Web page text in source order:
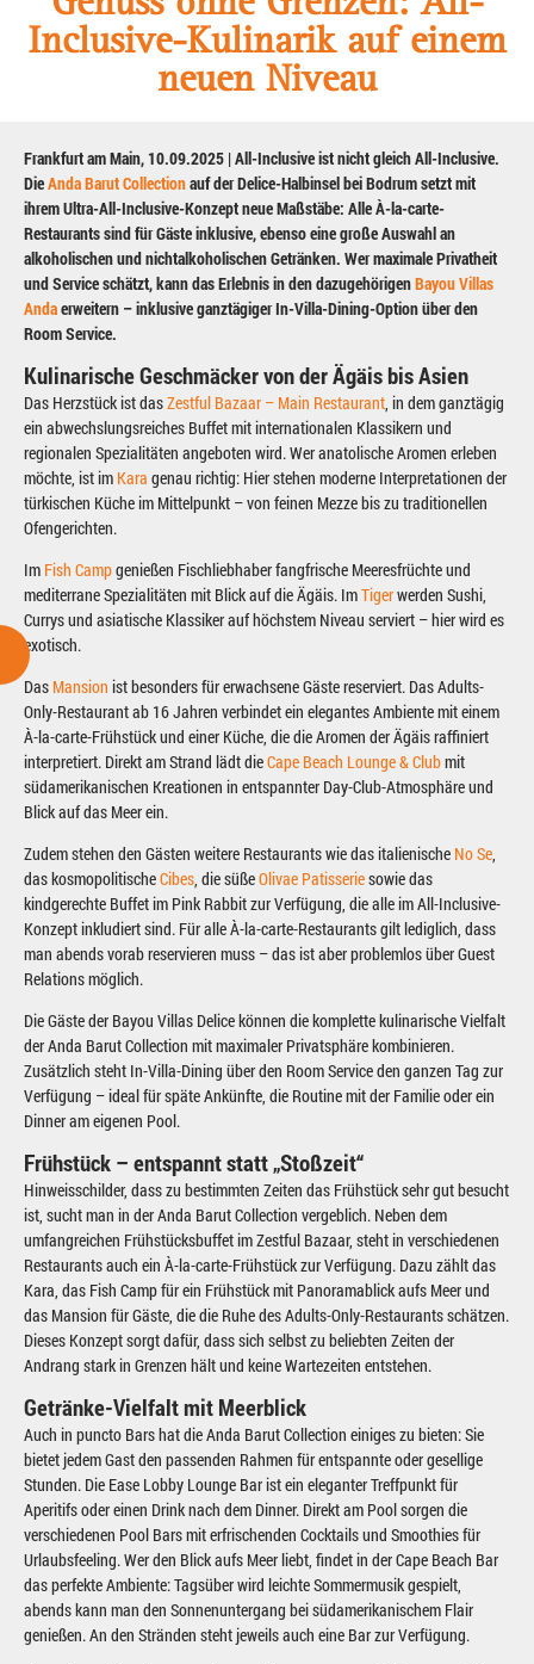
Inclusive-Kulinarik auf einem
neuen Niveau
Frankfurt am Main, 10.09.2025 | All-Inclusive ist nicht gleich All-Inclusive.
DieAnda Barut Collectionauf der Delice-Halbinsel bei Bodrum setzt mit
ihrem Ultra-All-Inclusive-Konzept neue Maßstäbe: Alle À-la-carte-
Restaurants sind für Gäste inklusive, ebenso eine große Auswahl an
alkoholischen und nichtalkoholischen Getränken. Wer maximale Privatheit
und Service schätzt, kann das Erlebnis in den dazugehörigenBayou Villas
Andaerweitern – inklusive ganztägiger In-Villa-Dining-Option über den
Room Service.
Kulinarische Geschmäcker von der Ägäis bis Asien
Das Herzstück ist dasZestful Bazaar – Main Restaurant, in dem ganztägig
ein abwechslungsreiches Buffet mit internationalen Klassikern und
regionalen Spezialitäten angeboten wird. Wer anatolische Aromen erleben
möchte, ist im Kara genau richtig: Hier stehen moderne Interpretationen der
türkischen Küche im Mittelpunkt – von feinen Mezze bis zu traditionellen
Ofengerichten.
Im Fish Campgenießen Fischliebhaber fangfrische Meeresfrüchte und
mediterrane Spezialitäten mit Blick auf die Ägäis. ImTigerwerden Sushi,
Currys und asiatische Klassiker auf höchstem Niveau serviert – hier wird es
exotisch.
Das Mansion ist besonders für erwachsene Gäste reserviert. Das Adults-
Only-Restaurant ab 16 Jahren verbindet ein elegantes Ambiente mit einem
À-la-carte-Frühstück und einer Küche, die die Aromen der Ägäis raffiniert
interpretiert. Direkt am Strand lädt dieCape Beach Lounge & Clubmit
südamerikanischen Kreationen in entspannter Day-Club-Atmosphäre und
Blick auf das Meer ein.
Zudem stehen den Gästen weitere Restaurants wie das italienische No Se,
das kosmopolitischeCibes, die süßeOlivae Patisseriesowie das
kindgerechte Buffet im Pink Rabbit zur Verfügung, die alle im All-Inclusive-
Konzept inkludiert sind. Für alle À-la-carte-Restaurants gilt lediglich, dass
man abends vorab reservieren muss – das ist aber problemlos über Guest
Relations möglich.
Die Gäste der Bayou Villas Delice können die komplette kulinarische Vielfalt
der Anda Barut Collection mit maximaler Privatsphäre kombinieren.
Zusätzlich steht In-Villa-Dining über den Room Service den ganzen Tag zur
Verfügung – ideal für späte Ankünfte, die Routine mit der Familie oder ein
Dinner am eigenen Pool.
Frühstück – entspannt statt „Stoßzeit“
Hinweisschilder, dass zu bestimmten Zeiten das Frühstück sehr gut besucht
ist, sucht man in der Anda Barut Collection vergeblich. Neben dem
umfangreichen Frühstücksbuffet im Zestful Bazaar, steht in verschiedenen
Restaurants auch ein À-la-carte-Frühstück zur Verfügung. Dazu zählt das
Kara, das Fish Camp für ein Frühstück mit Panoramablick aufs Meer und
das Mansion für Gäste, die die Ruhe des Adults-Only-Restaurants schätzen.
Dieses Konzept sorgt dafür, dass sich selbst zu beliebten Zeiten der
Andrang stark in Grenzen hält und keine Wartezeiten entstehen.
Getränke-Vielfalt mit Meerblick
Auch in puncto Bars hat die Anda Barut Collection einiges zu bieten: Sie
bietet jedem Gast den passenden Rahmen für entspannte oder gesellige
Stunden. Die Ease Lobby Lounge Bar ist ein eleganter Treffpunkt für
Aperitifs oder einen Drink nach dem Dinner. Direkt am Pool sorgen die
verschiedenen Pool Bars mit erfrischenden Cocktails und Smoothies für
Urlaubsfeeling. Wer den Blick aufs Meer liebt, findet in der Cape Beach Bar
das perfekte Ambiente: Tagsüber wird leichte Sommermusik gespielt,
abends kann man den Sonnenuntergang bei südamerikanischem Flair
genießen. An den Stränden steht jeweils auch eine Bar zur Verfügung.